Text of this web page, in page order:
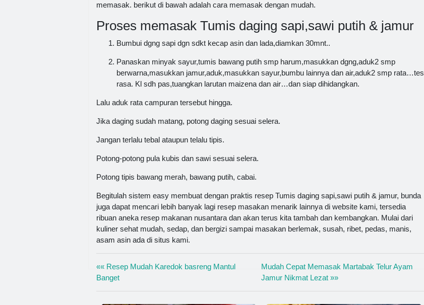
memasak. berikut di bawah adalah cara memasak dengan mudah.
Proses memasak Tumis daging sapi,sawi putih & jamur
Bumbui dgng sapi dgn sdkt kecap asin dan lada,diamkan 30mnt..
Panaskan minyak sayur,tumis bawang putih smp harum,masukkan dgng,aduk2 smp
berwarna,masukkan jamur,aduk,masukkan sayur,bumbu lainnya dan air,aduk2 smp rata…tes
rasa. Kl sdh pas,tuangkan larutan maizena dan air…dan siap dihidangkan.
Lalu aduk rata campuran tersebut hingga.
Jika daging sudah matang, potong daging sesuai selera.
Jangan terlalu tebal ataupun telalu tipis.
Potong-potong pula kubis dan sawi sesuai selera.
Potong tipis bawang merah, bawang putih, cabai.
Begitulah sistem easy membuat dengan praktis resep Tumis daging sapi,sawi putih & jamur, bunda
juga dapat mencari lebih banyak lagi resep masakan menarik lainnya di website kami, tersedia
ribuan aneka resep makanan nusantara dan akan terus kita tambah dan kembangkan. Mulai dari
kuliner sehat mudah, sedap, dan bergizi sampai masakan berlemak, susah, ribet, pedas, manis,
asam asin ada di situs kami.
«« Resep Mudah Karedok basreng Mantul
Banget
Mudah Cepat Memasak Martabak Telur Ayam
Jamur Nikmat Lezat »»